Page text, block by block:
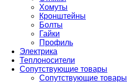
Хомуты
Кронштейны
Болты
Гайки
Профиль
Электрика
Теплоносители
Сопутствующие товары
Сопутствующие товары